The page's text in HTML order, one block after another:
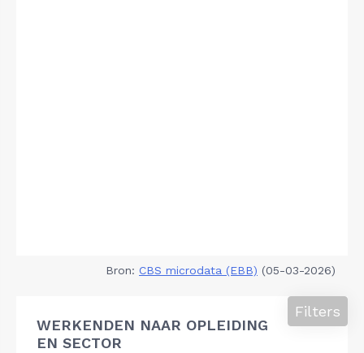
Bron: CBS microdata (EBB) (05-03-2026)
WERKENDEN NAAR OPLEIDING
EN SECTOR
Filters